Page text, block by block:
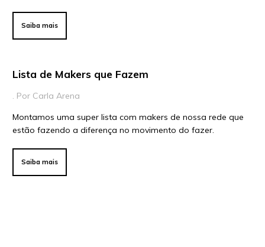
Saiba mais
Lista de Makers que Fazem
. Por Carla Arena
Montamos uma super lista com makers de nossa rede que
estão fazendo a diferença no movimento do fazer.
Saiba mais